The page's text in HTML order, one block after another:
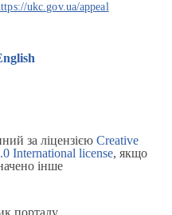
ukc.gov.ua/appeal
за ліцензією Creative
International license, якщо
інше
порталу